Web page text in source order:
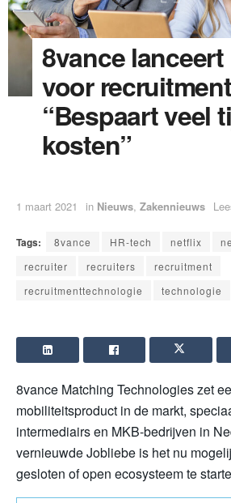
8vance lanceert
voor
“Bespaart veel
kosten”
1 maart 2021 in Nieuws, Zakennieuws
Tags: 8vance HR-tech netflix
recruiter
recruiters
recruitment
recruitmenttechnologie
technologie
8vance Matching Technologies zet
mobiliteitsproduct in de markt,
intermediairs en MKB-bedrijven in
vernieuwde Jobliebe is het nu
gesloten of open ecosysteem te